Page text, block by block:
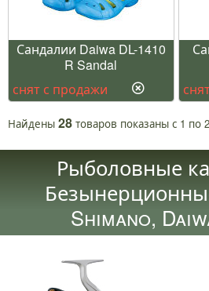
Сандалии Daiwa DL-1410
R Sandal
снят с продажи
Найдены 28 товаров показаны с 1 по
Рыболовные
Shimano,